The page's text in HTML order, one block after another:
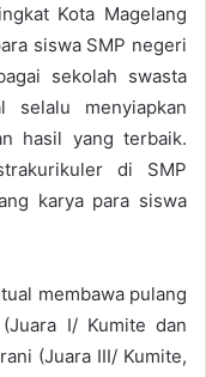
Kota Magelang
siswa SMP negeri
sekolah swasta
selalu menyiapkan
hasil yang terbaik.
di SMP
karya para siswa
membawa pulang
I/ Kumite dan
(Juara III/ Kumite,